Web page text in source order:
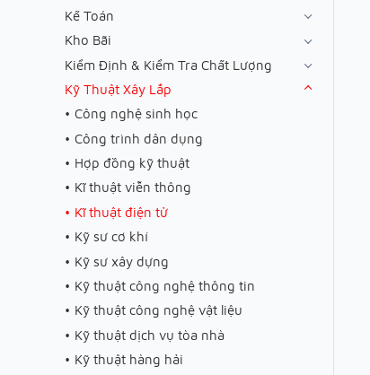
Kế Toán
Kho Bãi
Kiểm Định & Kiểm Tra Chất Lượng
Kỹ Thuật Xây Lắp
Công nghệ sinh học
Công trình dân dụng
Hợp đồng kỹ thuật
Kĩ thuật viễn thông
Kĩ thuật điện tử
Kỹ sư cơ khí
Kỹ sư xây dựng
Kỹ thuật công nghệ thông tin
Kỹ thuật công nghệ vật liệu
Kỹ thuật dịch vụ tòa nhà
Kỹ thuật hàng hải